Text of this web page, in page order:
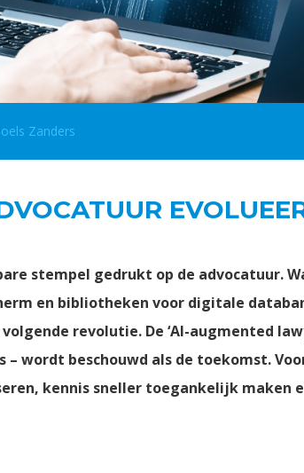
Zanders
stempel gedrukt op de advocatuur.
en bibliotheken voor digitale
revolutie. De ‘AI-augmented
wordt beschouwd als de toekomst.
kennis sneller toegankelijk maken